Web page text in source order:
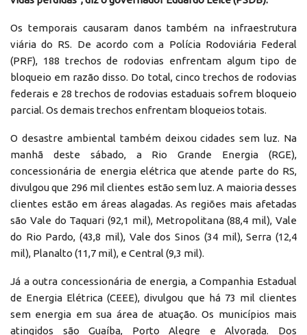
Os temporais causaram danos também na infraestrutura
viária do RS. De acordo com a Polícia Rodoviária Federal
(PRF), 188 trechos de rodovias enfrentam algum tipo de
bloqueio em razão disso. Do total, cinco trechos de rodovias
federais e 28 trechos de rodovias estaduais sofrem bloqueio
parcial. Os demais trechos enfrentam bloqueios totais.
O desastre ambiental também deixou cidades sem luz. Na
manhã deste sábado, a Rio Grande Energia (RGE),
concessionária de energia elétrica que atende parte do RS,
divulgou que 296 mil clientes estão sem luz. A maioria desses
clientes estão em áreas alagadas. As regiões mais afetadas
são Vale do Taquari (92,1 mil), Metropolitana (88,4 mil), Vale
do Rio Pardo, (43,8 mil), Vale dos Sinos (34 mil), Serra (12,4
mil), Planalto (11,7 mil), e Central (9,3 mil).
Já a outra concessionária de energia, a Companhia Estadual
de Energia Elétrica (CEEE), divulgou que há 73 mil clientes
sem energia em sua área de atuação. Os municípios mais
atingidos são Guaíba, Porto Alegre e Alvorada. Dos